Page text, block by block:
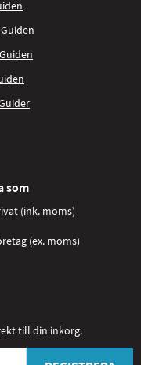
som
(ink. moms)
(ex. moms)
till din inkorg.